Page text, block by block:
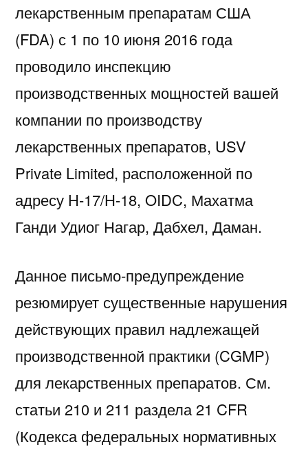
лекарственным препаратам США
(FDA) с 1 по 10 июня 2016 года
проводило инспекцию
производственных мощностей вашей
компании по производству
лекарственных препаратов, USV
Private Limited, расположенной по
адресу H-17/H-18, OIDC, Махатма
Ганди Удиог Нагар, Дабхел, Даман.
Данное письмо-предупреждение
резюмирует существенные нарушения
действующих правил надлежащей
производственной практики (CGMP)
для лекарственных препаратов. См.
статьи 210 и 211 раздела 21 CFR
(Кодекса федеральных нормативных